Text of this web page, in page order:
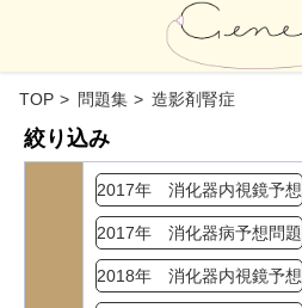
TOP 問題集 造影剤腎症
絞り込み
2017年 消化器内視鏡予想
2017年 消化器病予想問題
2018年 消化器内視鏡予想